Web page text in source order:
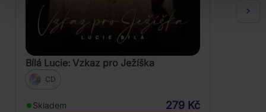
Bílá Lucie: Vzkaz pro Ježíška
CD
Skladem 279 Kč